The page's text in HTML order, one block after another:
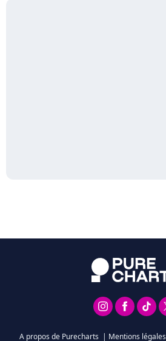
A propos de Purecharts | Mentions légales